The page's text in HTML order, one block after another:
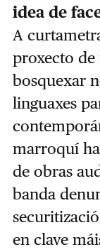
idea de
A
proxecto de
bosquexar
linguaxes
marroquí
de obras
banda
en clave